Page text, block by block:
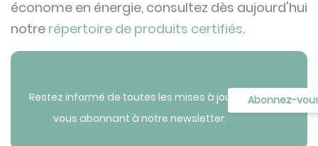
économe en énergie, consultez dès aujourd'hui
notre répertoire de produits certifiés.
Restez informé de toutes les mises à jour en
vous abonnant à notre newsletter.
Abonnez-